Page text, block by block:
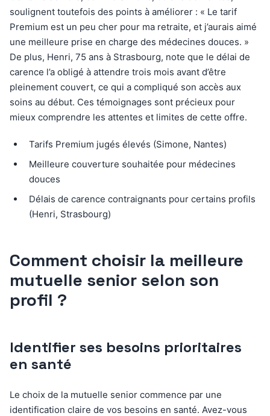
soulignent toutefois des points à améliorer : « Le tarif
Premium est un peu cher pour ma retraite, et j’aurais aimé
une meilleure prise en charge des médecines douces. »
De plus, Henri, 75 ans à Strasbourg, note que le délai de
carence l’a obligé à attendre trois mois avant d’être
pleinement couvert, ce qui a compliqué son accès aux
soins au début. Ces témoignages sont précieux pour
mieux comprendre les attentes et limites de cette offre.
Tarifs Premium jugés élevés (Simone, Nantes)
Meilleure couverture souhaitée pour médecines
douces
Délais de carence contraignants pour certains profils
(Henri, Strasbourg)
Comment choisir la meilleure
mutuelle senior selon son
profil ?
Identifier ses besoins prioritaires
en santé
Le choix de la mutuelle senior commence par une
identification claire de vos besoins en santé. Avez-vous